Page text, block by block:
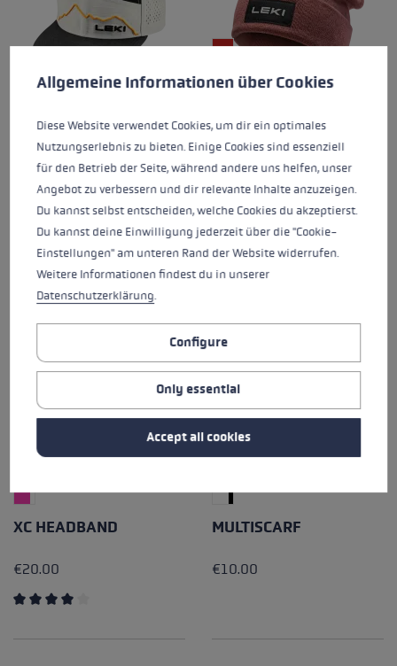
CASUAL CAP LEKI
€30.00
Average rating of 4 out of 5 stars
CASUAL BEANIE
€30.00
XC HEADBAND
€20.00
MULTISCARF
€10.00
Cookie preferences
This website uses cookies to give you the best possible experience.
Allgemeine Informationen über Cookies
Diese Website verwendet Cookies, um dir ein optimales
Nutzungserlebnis zu bieten. Einige Cookies sind essenziell
für den Betrieb der Seite, während andere uns helfen, unser
Angebot zu verbessern und dir relevante Inhalte anzuzeigen.
Du kannst selbst entscheiden, welche Cookies du akzeptierst.
Du kannst deine Einwilligung jederzeit über die "Cookie-
Einstellungen" am unteren Rand der Website widerrufen.
Weitere Informationen findest du in unserer
Datenschutzerklärung.
Configure
Only essential
Accept all cookies